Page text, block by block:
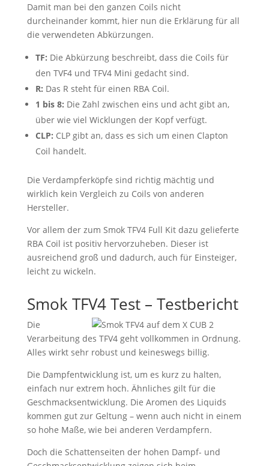
Damit man bei den ganzen Coils nicht
durcheinander kommt, hier nun die Erklärung für all
die verwendeten Abkürzungen.
TF: Die Abkürzung beschreibt, dass die Coils für
den TVF4 und TFV4 Mini gedacht sind.
R: Das R steht für einen RBA Coil.
1 bis 8: Die Zahl zwischen eins und acht gibt an,
über wie viel Wicklungen der Kopf verfügt.
CLP: CLP gibt an, dass es sich um einen Clapton
Coil handelt.
Die Verdampferköpfe sind richtig mächtig und
wirklich kein Vergleich zu Coils von anderen
Hersteller.
Vor allem der zum Smok TFV4 Full Kit dazu gelieferte
RBA Coil ist positiv hervorzuheben. Dieser ist
ausreichend groß und dadurch, auch für Einsteiger,
leicht zu wickeln.
Smok TFV4 Test – Testbericht
Die
Verarbeitung des TFV4 geht vollkommen in Ordnung.
Alles wirkt sehr robust und keineswegs billig.
Die Dampfentwicklung ist, um es kurz zu halten,
einfach nur extrem hoch. Ähnliches gilt für die
Geschmacksentwicklung. Die Aromen des Liquids
kommen gut zur Geltung – wenn auch nicht in einem
so hohe Maße, wie bei anderen Verdampfern.
Doch die Schattenseiten der hohen Dampf- und